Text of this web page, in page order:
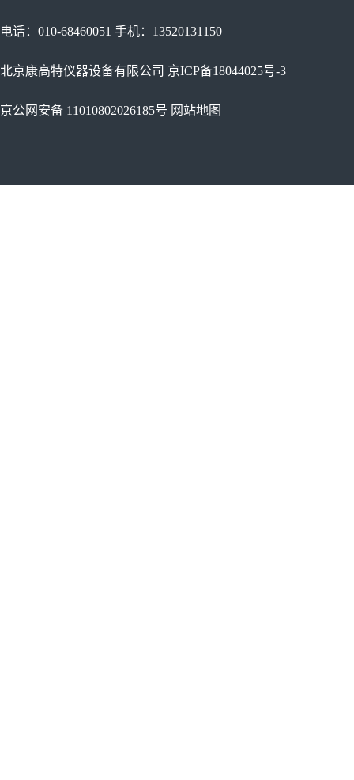
电话：010-68460051 手机：13520131150
北京康高特仪器设备有限公司 京ICP备18044025号-3
京公网安备 11010802026185号 网站地图